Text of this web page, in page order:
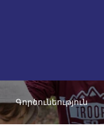
Գործունեություն